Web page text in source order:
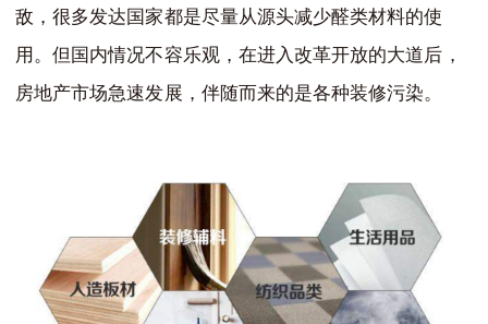
敌，很多发达国家都是尽量从源头减少醛类材料的使
用。但国内情况不容乐观，在进入改革开放的大道后，
房地产市场急速发展，伴随而来的是各种装修污染。